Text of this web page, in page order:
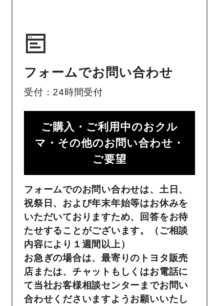
フォームでお問い合わせ
受付：24時間受付
ご購入・ご利用中のおクル
マ・その他のお問い合わせ・
ご要望​
フォームでのお問い合わせは、土日、
祝祭日、および年末年始等はお休みを
いただいておりますため、回答をお待
たせすることがございます。（ご相談
内容により１週間以上）
お急ぎの場合は、最寄りのトヨタ販売
店または、チャットもしくはお電話に
て当社お客様相談センターまでお問い
合わせくださいますようお願いいたし